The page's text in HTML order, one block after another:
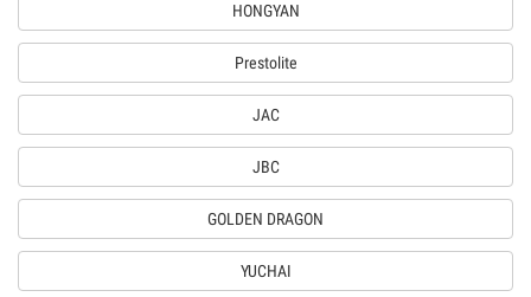
HONGYAN
Prestolite
JAC
JBC
GOLDEN DRAGON
YUCHAI